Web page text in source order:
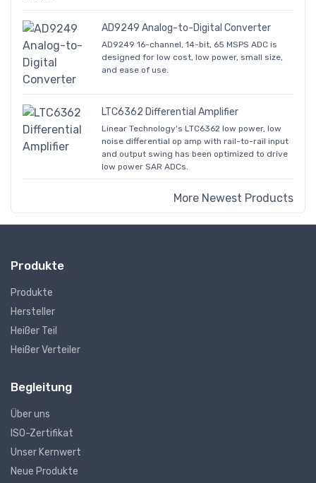
AD9249 Analog-to-Digital Converter
AD9249 16-channel, 14-bit, 65 MSPS ADC is
designed for low cost, low power, small size,
and ease of use.
LTC6362 Differential Amplifier
Linear Technology's LTC6362 low power, low
noise differential op amp with rail-to-rail input
and output swing has been optimized to drive
low power SAR ADCs.
More Newest Products
Produkte
Produkte
Hersteller
Heißer Teil
Heißer Verteiler
Begleitung
Über uns
ISO-Zertifikat
Unser Kernwert
Neue Produkte